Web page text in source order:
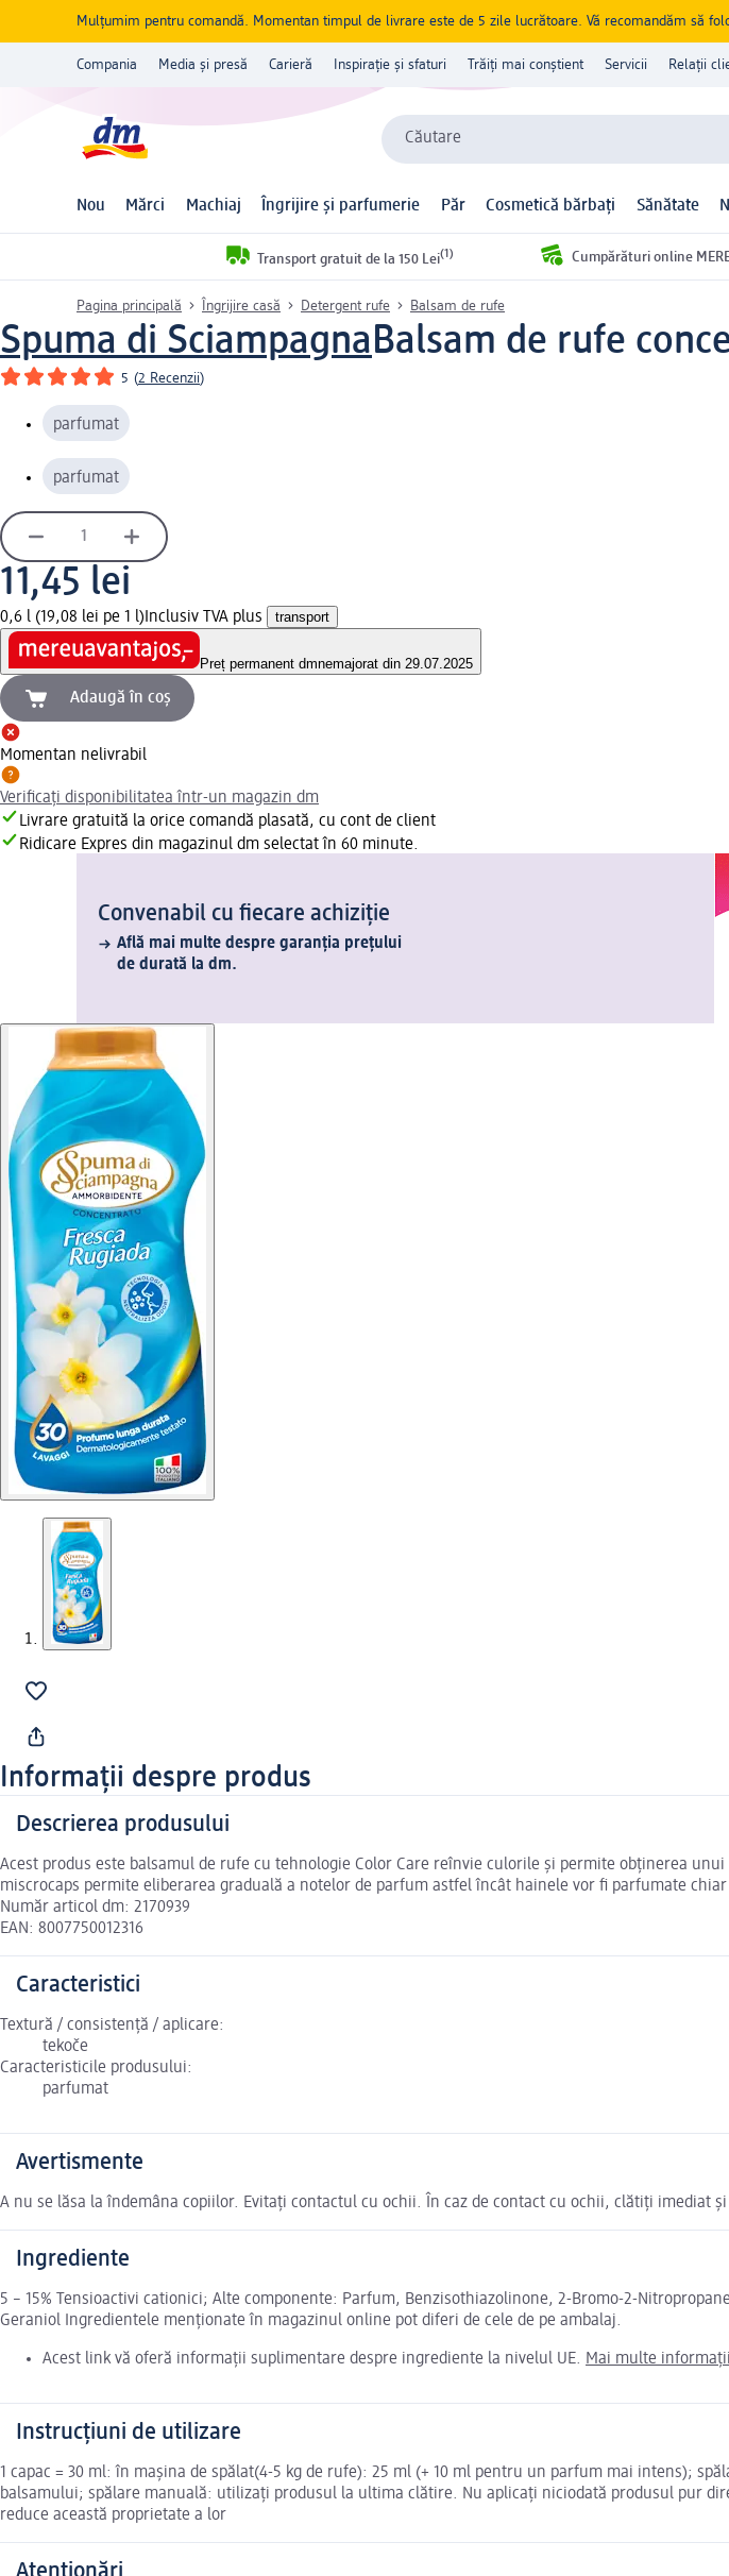
Mulțumim pentru comandă. Momentan timpul de livrare este de 5 zile lucrătoare. Vă recomandăm să
Compania Media și presă Carieră Inspirație și sfaturi Trăiți mai conștient Servicii Relații
Căutare
Nou Mărci Machiaj Îngrijire și parfumerie Păr Cosmetică bărbați Sănătate
Transport gratuit de la 150 Lei(1) Cumpărături online
Pagina principală Îngrijire casă Detergent rufe Balsam de rufe
Spuma di SciampagnaBalsam de rufe
5 (2 Recenzii)
parfumat
parfumat
11,45 lei
0,6 l (19,08 lei pe 1 l) Inclusiv TVA plus transport
Preț permanent dmnemajorat din 29.07.2025
Adaugă în coș
Momentan nelivrabil
Verificați disponibilitatea într-un magazin dm
Livrare gratuită la orice comandă plasată, cu cont de client
Ridicare Expres din magazinul dm selectat în 60 minute.
Convenabil cu fiecare achiziție
Află mai multe despre garanția prețului
de durată la dm.
Informații despre produs
Descrierea produsului
Acest produs este balsamul de rufe cu tehnologie Color Care reînvie culorile și permite obținerea
miscrocaps permite eliberarea graduală a notelor de parfum astfel încât hainele vor fi parfumate
Număr articol dm: 2170939
EAN: 8007750012316
Caracteristici
Textură / consistență / aplicare:
tekoče
Caracteristicile produsului:
parfumat
Avertismente
A nu se lăsa la îndemâna copiilor. Evitați contactul cu ochii. În caz de contact cu ochii, clătiți
Ingrediente
5 – 15% Tensioactivi cationici; Alte componente: Parfum, Benzisothiazolinone, 2-Bromo-2-
Geraniol Ingredientele menționate în magazinul online pot diferi de cele de pe ambalaj.
Acest link vă oferă informații suplimentare despre ingrediente la nivelul UE. Mai multe informații
Instrucțiuni de utilizare
1 capac = 30 ml: în mașina de spălat(4-5 kg de rufe): 25 ml (+ 10 ml pentru un parfum mai intens);
balsamului; spălare manuală: utilizați produsul la ultima clătire. Nu aplicați niciodată produsul pur
reduce această proprietate a lor